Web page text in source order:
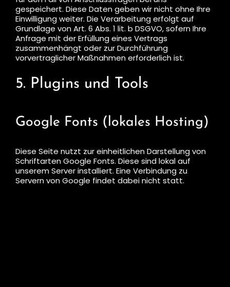
gespeichert. Diese Daten geben wir nicht ohne Ihre
Einwilligung weiter. Die Verarbeitung erfolgt auf
Grundlage von Art. 6 Abs. 1 lit. b DSGVO, sofern Ihre
Anfrage mit der Erfüllung eines Vertrags
zusammenhängt oder zur Durchführung
vorvertraglicher Maßnahmen erforderlich ist.
5. Plugins und Tools
Google Fonts (lokales Hosting)
Diese Seite nutzt zur einheitlichen Darstellung von
Schriftarten Google Fonts. Diese sind lokal auf
unserem Server installiert. Eine Verbindung zu
Servern von Google findet dabei nicht statt.